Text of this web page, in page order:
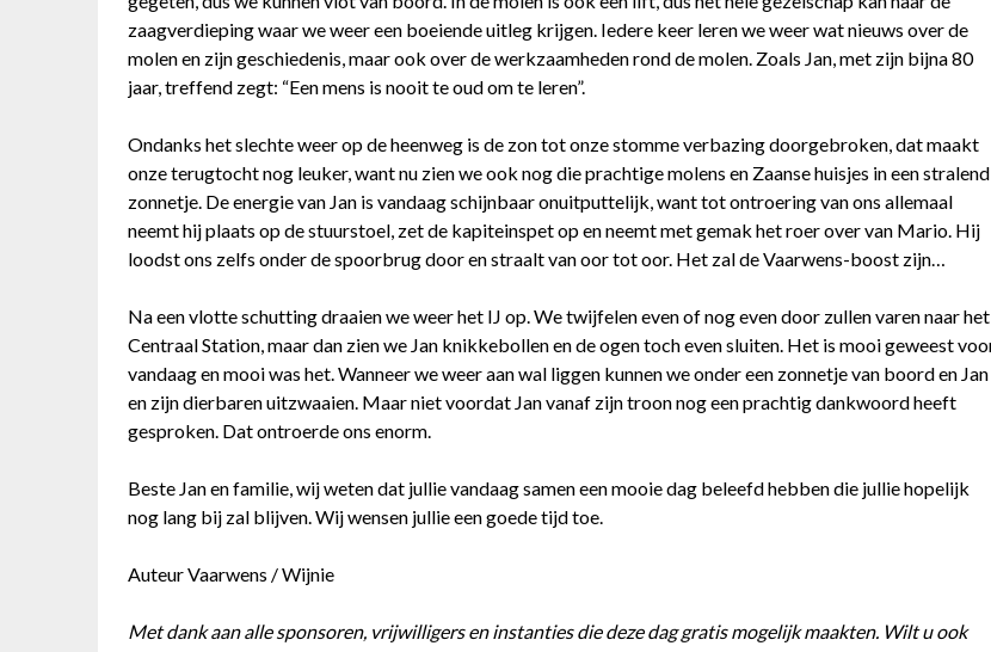
zaagverdieping waar we weer een boeiende uitleg krijgen. Iedere keer leren we weer wat nieuws over de
molen en zijn geschiedenis, maar ook over de werkzaamheden rond de molen. Zoals Jan, met zijn bijna 80
jaar, treffend zegt: “Een mens is nooit te oud om te leren”.
Ondanks het slechte weer op de heenweg is de zon tot onze stomme verbazing doorgebroken, dat maakt
onze terugtocht nog leuker, want nu zien we ook nog die prachtige molens en Zaanse huisjes in een stralend
zonnetje. De energie van Jan is vandaag schijnbaar onuitputtelijk, want tot ontroering van ons allemaal
neemt hij plaats op de stuurstoel, zet de kapiteinspet op en neemt met gemak het roer over van Mario. Hij
loodst ons zelfs onder de spoorbrug door en straalt van oor tot oor. Het zal de Vaarwens-boost zijn…
Na een vlotte schutting draaien we weer het IJ op. We twijfelen even of nog even door zullen varen naar het
Centraal Station, maar dan zien we Jan knikkebollen en de ogen toch even sluiten. Het is mooi geweest
vandaag en mooi was het. Wanneer we weer aan wal liggen kunnen we onder een zonnetje van boord en Jan
en zijn dierbaren uitzwaaien. Maar niet voordat Jan vanaf zijn troon nog een prachtig dankwoord heeft
gesproken. Dat ontroerde ons enorm.
Beste Jan en familie, wij weten dat jullie vandaag samen een mooie dag beleefd hebben die jullie hopelijk
nog lang bij zal blijven. Wij wensen jullie een goede tijd toe.
Auteur Vaarwens / Wijnie
Met dank aan alle sponsoren, vrijwilligers en instanties die deze dag gratis mogelijk maakten. Wilt u ook